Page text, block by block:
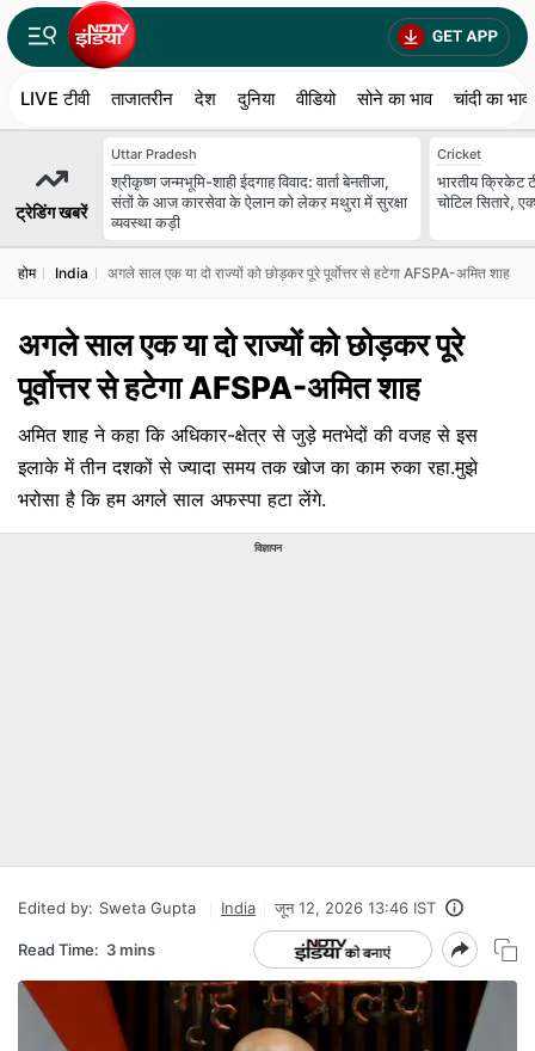
LIVE टीवी ताजातरीन देश दुनिया वीडियो सोने का भाव चांदी का भाव
ट्रेडिंग खबरें
Uttar Pradesh
श्रीकृष्ण जन्मभूमि-शाही ईदगाह विवाद: वार्ता बेनतीजा,
संतों के आज कारसेवा के ऐलान को लेकर मथुरा में सुरक्षा
व्यवस्था कड़ी
Cricket
भारतीय क्रिकेट
चोटिल सितारे,
होम India अगले साल एक या दो राज्यों को छोड़कर पूरे पूर्वोत्तर से हटेगा AFSPA-अमित शाह
अगले साल एक या दो राज्यों को छोड़कर पूरे
पूर्वोत्तर से हटेगा AFSPA-अमित शाह
अमित शाह ने कहा कि अधिकार-क्षेत्र से जुड़े मतभेदों की वजह से इस
इलाके में तीन दशकों से ज्यादा समय तक खोज का काम रुका रहा.मुझे
भरोसा है कि हम अगले साल अफस्पा हटा लेंगे.
विज्ञापन
Edited by: Sweta Gupta India जून 12, 2026 13:46 IST
Read Time: 3 mins